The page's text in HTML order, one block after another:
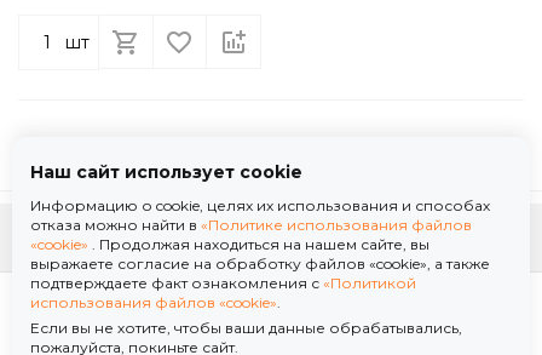
шт
К началу страницы
© 2026 ООО "Флор Мануфактура" .Все права защищены. Информация сайта защищена
Политика обработки персональных данных
Политика использования файлов «cookie»
Наш сайт использует cookie
Информацию о cookie, целях их использования и способах
отказа можно найти в «Политике использования файлов
«cookie» . Продолжая находиться на нашем сайте, вы
выражаете согласие на обработку файлов «cookie», а также
подтверждаете факт ознакомления с «Политикой
использования файлов «cookie».
Если вы не хотите, чтобы ваши данные обрабатывались,
пожалуйста, покиньте сайт.